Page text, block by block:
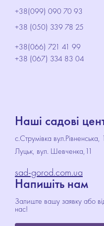
+38(099) 090 70 93
+38 (050) 339 78 25
+38(066) 721 41 99
+38 (067) 334 83 04
Наші садові
с.Струмівка вул.Рівненська,
Луцьк, вул. Шевченка,11
sad-gorod.com.ua
Напишіть нам
Залиште вашу заявку або
нас!